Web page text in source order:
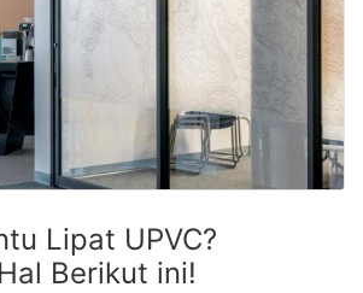
Lipat UPVC?
Berikut ini!